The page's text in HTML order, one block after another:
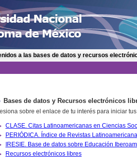
a las bases de datos y recursos
Bases de datos y Recursos electrónicos
sobre el enlace de tu interés para iniciar
IRESIE. Base de datos
Recursos electrónicos libres